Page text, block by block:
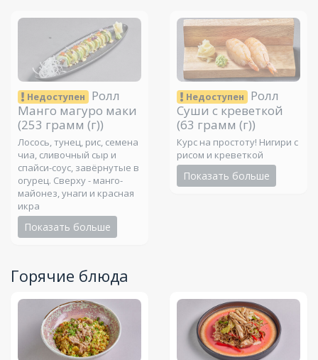
Недоступен
Ролл
Манго магуро маки
(253 грамм (г))
Лосось, тунец, рис, семена
чиа, сливочный сыр и
спайси-соус, завёрнутые в
огурец. Сверху - манго-
майонез, унаги и красная
икра
Показать больше
Недоступен
Ролл
Суши с креветкой
(63 грамм (г))
Курс на простоту! Нигири с
рисом и креветкой
Показать больше
Горячие блюда